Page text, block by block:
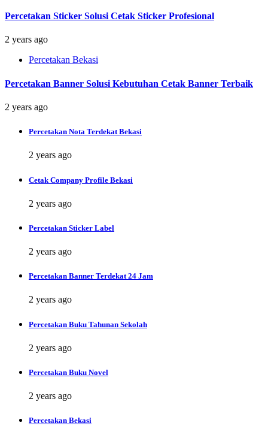
Percetakan Sticker Solusi Cetak Sticker Profesional
2 years ago
Percetakan Bekasi
Percetakan Banner Solusi Kebutuhan Cetak Banner Terbaik
2 years ago
Percetakan Nota Terdekat Bekasi
2 years ago
Cetak Company Profile Bekasi
2 years ago
Percetakan Sticker Label
2 years ago
Percetakan Banner Terdekat 24 Jam
2 years ago
Percetakan Buku Tahunan Sekolah
2 years ago
Percetakan Buku Novel
2 years ago
Percetakan Bekasi